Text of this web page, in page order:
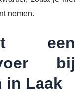
nemen.
een
bij
in Laak